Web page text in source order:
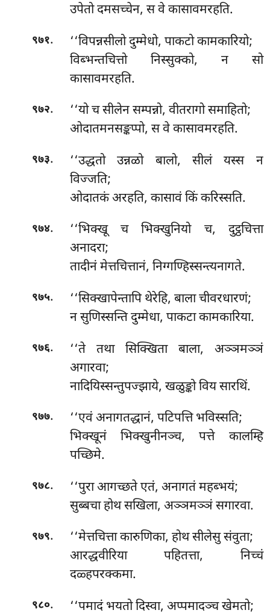
उपेतो दमसच्चेन, स वे कासावमरहति.
९७१. ‘‘विपन्नसीलोदुम्मेधो, पाकटो कामकारियो;
विब्भन्तचित्तो निस्सुक्को, न सो
कासावमरहति.
९७२.
‘‘यो च सीलेन सम्पन्नो, वीतरागो समाहितो;
ओदातमनसङ्कप्पो, स वे कासावमरहति.
९७३.
‘‘उद्धतो उन्नळो बालो, सीलं यस्स न
विज्जति;
ओदातकं अरहति, कासावं किं करिस्सति.
९७४. ‘‘भिक्खूच भिक्खुनियो च, दुट्ठचित्ता
अनादरा;
तादीनं मेत्तचित्तानं, निग्गण्हिस्सन्त्यनागते.
९७५.
‘‘सिक्खापेन्तापि थेरेहि, बाला चीवरधारणं;
न सुणिस्सन्ति दुम्मेधा, पाकटा कामकारिया.
९७६.
‘‘ते तथा सिक्खिता बाला, अञ्ञमञ्ञं
अगारवा;
नादियिस्सन्तुपज्झाये, खळुङ्को विय सारथिं.
९७७.
‘‘एवं अनागतद्धानं, पटिपत्ति भविस्सति;
भिक्खूनं भिक्खुनीनञ्च, पत्ते कालम्हि
पच्छिमे.
९७८.
‘‘पुरा आगच्छते एतं, अनागतं महब्भयं;
सुब्बचा होथ सखिला, अञ्ञमञ्ञं सगारवा.
९७९.
‘‘मेत्तचित्ता कारुणिका, होथ सीलेसु संवुता;
आरद्धवीरिया पहितत्ता, निच्चं
दळ्हपरक्कमा.
९८०. ‘‘पमादंभयतो दिस्वा, अप्पमादञ्च खेमतो;